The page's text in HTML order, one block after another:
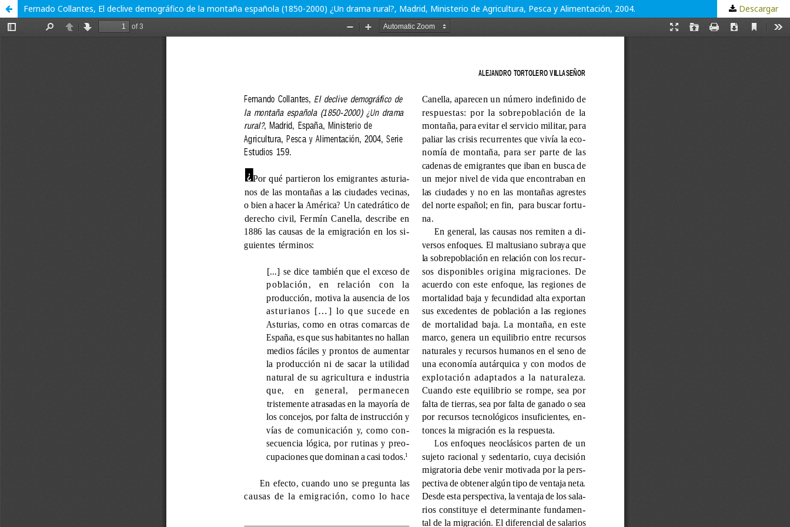
Fernado Collantes, El declive demográfico de la montaña española (1850-2000) ¿Un drama rural?, Madrid, Ministerio de Agricultura, Pesca y Alimentación, 2004. Descargar